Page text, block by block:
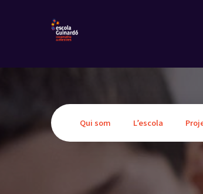
Qui som L’escola